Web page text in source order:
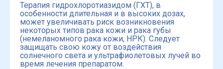
Терапия гидрохлоротиазидом (ГХТ), в
особенности длительная и в высоких дозах,
может увеличивать риск возникновения
некоторых типов рака кожи и рака губы
(немеланомного рака кожи, НРК). Следует
защищать свою кожу от воздействия
солнечного света и ультрафиолетовых лучей во
время лечения препаратом.